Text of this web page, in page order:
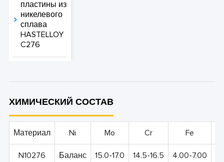
пластины из
никелевого
сплава
HASTELLOY
C276
ХИМИЧЕСКИЙ СОСТАВ
Материал Ni Mo Cr Fe
N10276 Баланс 15.0-17.0 14.5-16.5 4.00-7.00